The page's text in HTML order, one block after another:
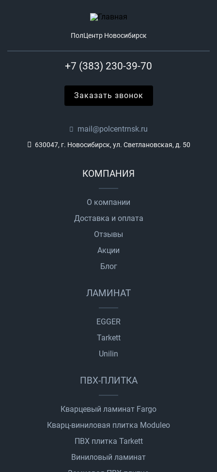
ПолЦентр Новосибирск
+7 (383) 230-39-70
Заказать звонок
mail@polcentrnsk.ru
630047, г. Новосибирск, ул. Светлановская, д. 50
КОМПАНИЯ
О компании
Доставка и оплата
Отзывы
Акции
Блог
ЛАМИНАТ
EGGER
Tarkett
Unilin
ПВХ-ПЛИТКА
Кварцевый ламинат Fargo
Кварц-виниловая плитка Moduleo
ПВХ плитка Tarkett
Виниловый ламинат